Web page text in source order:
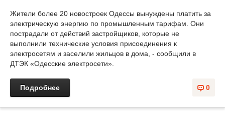
Жители более 20 новостроек Одессы вынуждены платить за
электрическую энергию по промышленным тарифам. Они
пострадали от действий застройщиков, которые не
выполнили технические условия присоединения к
электросетям и заселили жильцов в дома, - сообщили в
ДТЭК «Одесские электросети».
0
Подробнее